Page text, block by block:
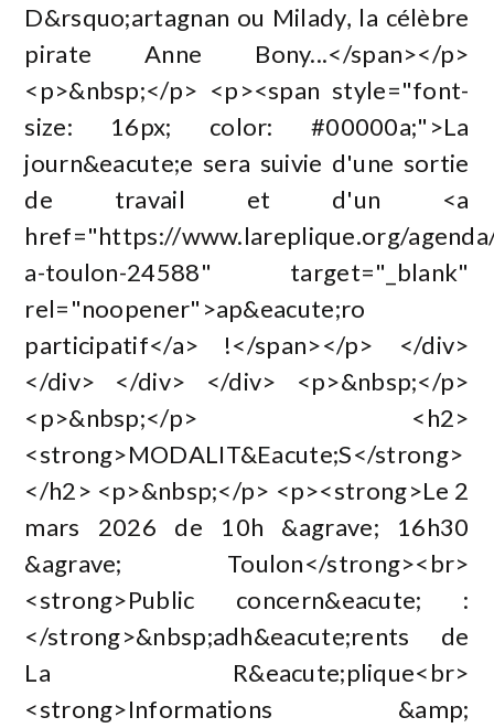
D&rsquo;artagnan ou Milady, la célèbre
pirate Anne Bony...</span></p>
<p>&nbsp;</p> <p><span style="font-
size: 16px; color: #00000a;">La
journ&eacute;e sera suivie d'une sortie
de travail et d'un <a
href="https://www.lareplique.org/
a-toulon-24588" target="_blank"
rel="noopener">ap&eacute;ro
participatif</a> !</span></p> </div>
</div> </div> </div> <p>&nbsp;</p>
<p>&nbsp;</p> <h2>
<strong>MODALIT&Eacute;S</strong>
</h2> <p>&nbsp;</p> <p><strong>Le 2
mars 2026 de 10h &agrave; 16h30
&agrave; Toulon</strong><br>
<strong>Public concern&eacute; :
</strong>&nbsp;adh&eacute;rents de
La R&eacute;plique<br>
<strong>Informations &amp;